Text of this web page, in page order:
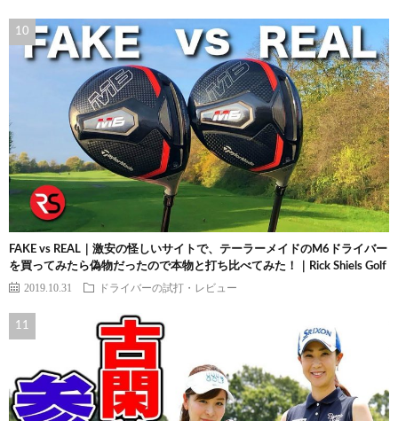
FAKE vs REAL｜激安の怪しいサイトで、テーラーメイドのM6ドライバー
を買ってみたら偽物だったので本物と打ち比べてみた！｜Rick Shiels Golf
2019.10.31 ドライバーの試打・レビュー